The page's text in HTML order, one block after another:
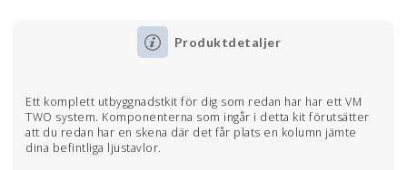
Produktdetaljer
Ett komplett utbyggnadstkit för dig som redan har har ett VM
TWO system. Komponenterna som ingår i detta kit förutsätter
att du redan har en skena där det får plats en kolumn jämte
dina befintliga ljustavlor.